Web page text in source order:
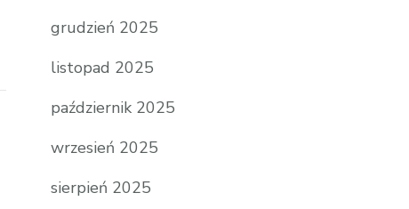
grudzień 2025
listopad 2025
październik 2025
wrzesień 2025
sierpień 2025